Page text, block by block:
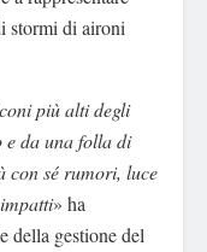
stormi di aironi
più alti degli
da una folla di
con sé rumori, luce
» ha
della gestione del